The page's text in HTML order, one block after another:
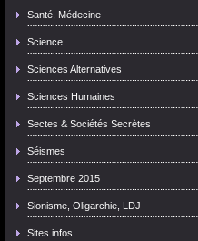
Santé, Médecine
Science
Sciences Alternatives
Sciences Humaines
Sectes & Sociétés Secrètes
Séismes
Septembre 2015
Sionisme, Oligarchie, LDJ
Sites infos